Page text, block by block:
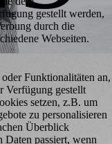
Überblick
Daten passiert, wenn
gestellt werden,
durch die
Webseiten.
Funktionalitäten an,
Verfügung gestellt
setzen, z.B. um
zu personalisieren